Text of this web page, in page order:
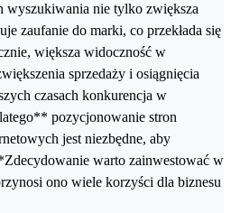
nie tylko zwiększa
zaufanie do marki, co przekłada się
większa widoczność w
sprzedaży i osiągnięcia
czasach konkurencja w
pozycjonowanie stron
jest niezbędne, aby
warto zainwestować w
ono wiele korzyści dla biznesu